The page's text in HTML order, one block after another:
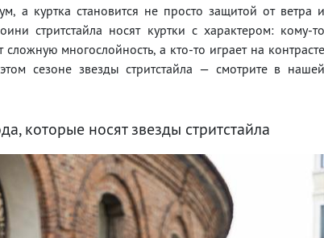
а куртка становится не просто защитой от ветра и
стритстайла носят куртки с характером: кому-то
сложную многослойность, а кто-то играет на контрасте
сезоне звезды стритстайла — смотрите в нашей
которые носят звезды стритстайла